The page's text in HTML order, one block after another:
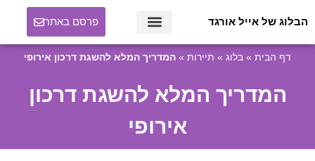
הבלוג של אייל אורגד פרסם באתר
דף הבית » בלוג » תיירות » המדריך המלא להשגת דרכון אירופי
המדריך המלא להשגת דרכון
אירופי